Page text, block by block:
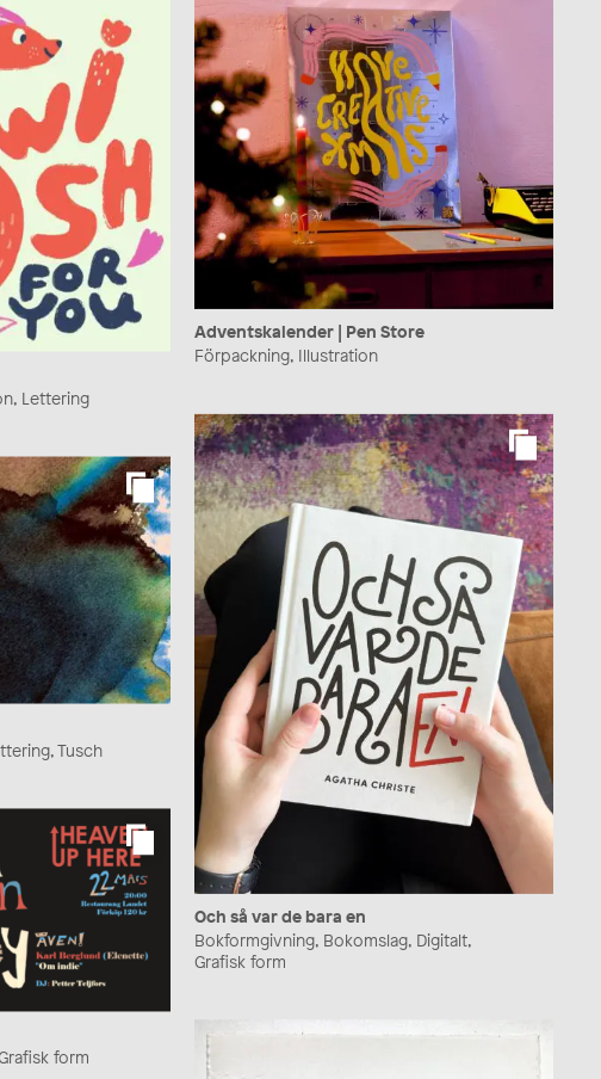
Adventskalender | Pen Store
Förpackning, Illustration
Lettering
Och så var de bara en
Bokformgivning, Bokomslag, Digitalt,
Grafisk form
Tusch
form